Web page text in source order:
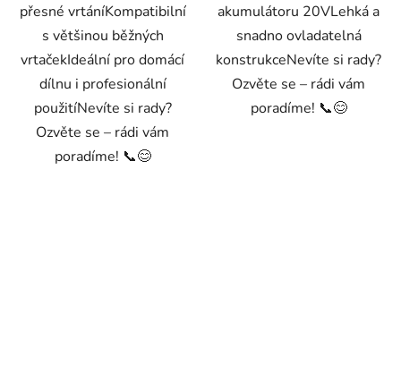
přesné vrtáníKompatibilní
s většinou běžných
vrtačekIdeální pro domácí
dílnu i profesionální
použitíNevíte si rady?
Ozvěte se – rádi vám
poradíme! 📞😊
akumulátoru 20VLehká a
snadno ovladatelná
konstrukceNevíte si rady?
Ozvěte se – rádi vám
poradíme! 📞😊